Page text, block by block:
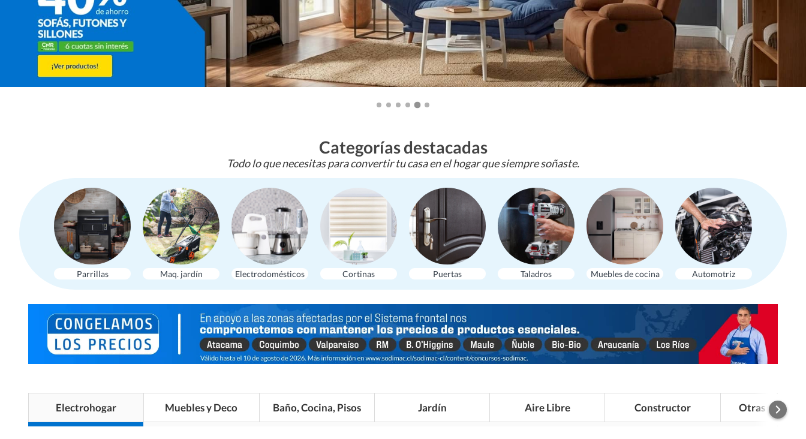
Categorías destacadas
Todo lo que necesitas para convertir tu casa en el hogar que siempre soñaste.
Parrillas Maq. jardín Electrodomésticos Cortinas Puertas Taladros Muebles de cocina Automotriz
Electrohogar Muebles y Deco Baño, Cocina, Pisos Jardín Aire Libre Constructor Otras